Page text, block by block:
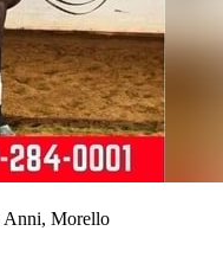
Anni, Morello